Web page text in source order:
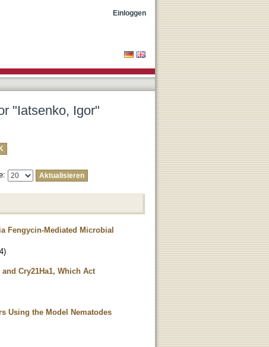
Einloggen
"Iatsenko, Igor"
Fengycin-Mediated Microbial
)
Cry21Ha1, Which Act
Using the Model Nematodes